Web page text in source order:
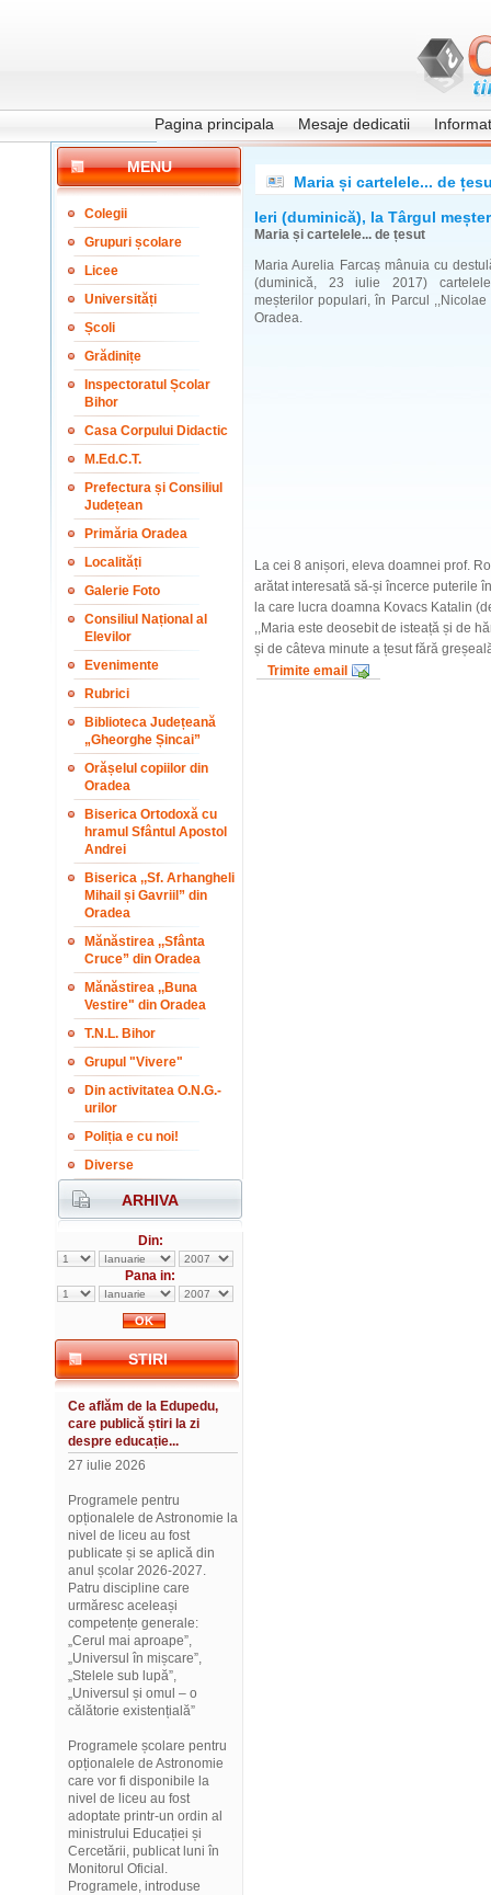
Pagina principala Mesaje dedicatii
MENU
Colegii
Grupuri școlare
Licee
Universități
Școli
Grădinițe
Inspectoratul Școlar
Bihor
Casa Corpului Didactic
M.Ed.C.T.
Prefectura și Consiliul
Județean
Primăria Oradea
Localități
Galerie Foto
Consiliul Național al
Elevilor
Evenimente
Rubrici
Biblioteca Județeană
„Gheorghe Șincai”
Orășelul copiilor din
Oradea
Biserica Ortodoxă cu
hramul Sfântul Apostol
Andrei
Biserica ,,Sf. Arhangheli
Mihail și Gavriil” din
Oradea
Mănăstirea ,,Sfânta
Cruce” din Oradea
Mănăstirea ,,Buna
Vestire" din Oradea
T.N.L. Bihor
Grupul "Vivere"
Din activitatea O.N.G.-
urilor
Poliția e cu noi!
Diverse
ARHIVA
Din:
Pana in:
STIRI
Ce aflăm de la Edupedu,
care publică știri la zi
despre educație...
27 iulie 2026
Programele pentru
opționalele de Astronomie la
nivel de liceu au fost
publicate și se aplică din
anul școlar 2026-2027.
Patru discipline care
urmăresc aceleași
competențe generale:
„Cerul mai aproape”,
„Universul în mișcare”,
„Stelele sub lupă”,
„Universul și omul – o
călătorie existențială”
Programele școlare pentru
opționalele de Astronomie
care vor fi disponibile la
nivel de liceu au fost
adoptate printr-un ordin al
ministrului Educației și
Cercetării, publicat luni în
Monitorul Oficial.
Programele, introduse
Maria și cartelele... de
Ieri (duminică), la Târgul
Maria și cartelele... de țesut
Maria Aurelia Farcaș mânuia cu
(duminică, 23 iulie 2017)
meșterilor populari, în Parcul ,,Nicolae
Oradea.
La cei 8 anișori, eleva doamnei prof.
arătat interesată să-și încerce puterile
la care lucra doamna Kovacs Katalin
,,Maria este deosebit de isteață și de
și de câteva minute a țesut fără
Trimite email